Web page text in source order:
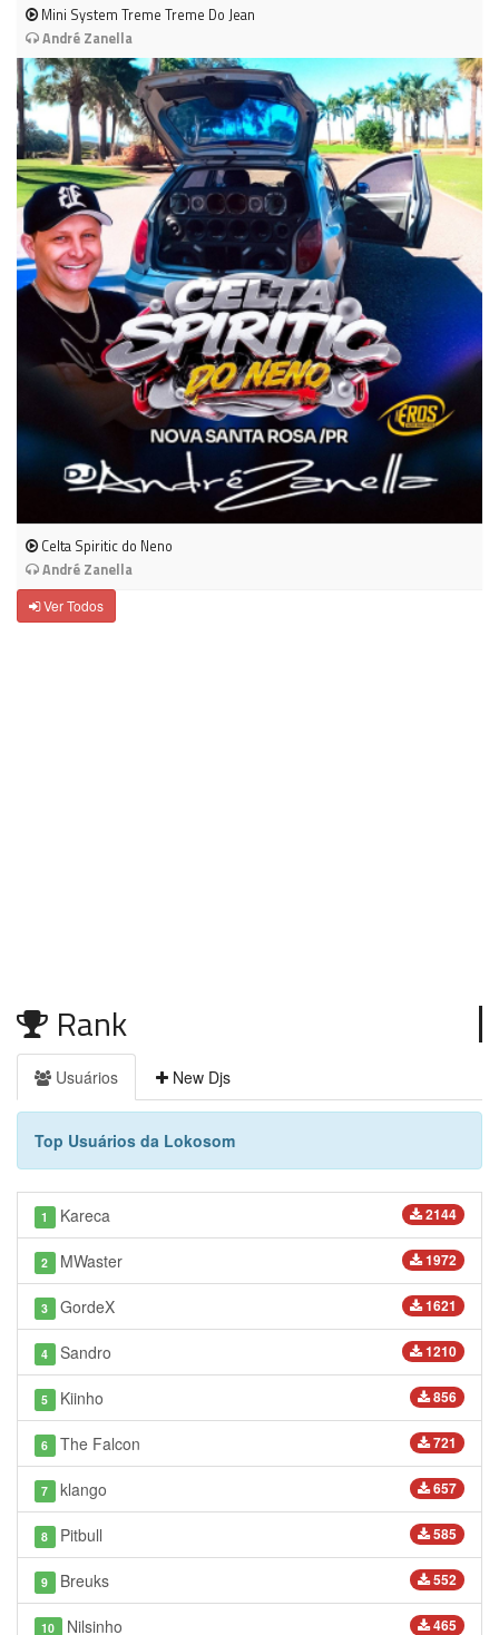
Mini System Treme Treme Do Jean
André Zanella
Celta Spiritic do Neno
André Zanella
Ver Todos
Rank
Usuários New Djs
Top Usuários da Lokosom
2144
1 Kareca
1972
2 MWaster
1621
3 GordeX
1210
4 Sandro
856
5 Kiinho
721
6 The Falcon
657
7 klango
585
8 Pitbull
552
9 Breuks
465
10 Nilsinho